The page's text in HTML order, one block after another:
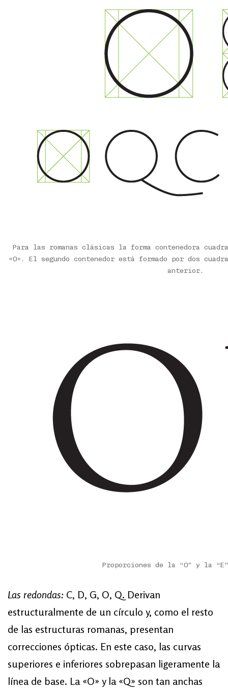
Para las romanas clásicas la forma contenedora
«O». El segundo contenedor está formado por dos
anterior.
Proporciones de la “O” y la
Las redondas: C, D, G, O, Q. Derivan
estructuralmente de un círculo y, como el resto
de las estructuras romanas, presentan
correcciones ópticas. En este caso, las curvas
superiores e inferiores sobrepasan ligeramente la
línea de base. La «O» y la «Q» son tan anchas